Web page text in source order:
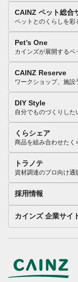
CAINZ ペット総合
ペットとのくらしを彩
Pet’s One
カインズが展開するペ
CAINZ Reserve
ワークショップ、施設
DIY Style
自分でものづくりした
くらシェア
商品を組み合わせたく
トラノテ
資材調達のプロ向け通
採用情報
カインズ 企業サイ